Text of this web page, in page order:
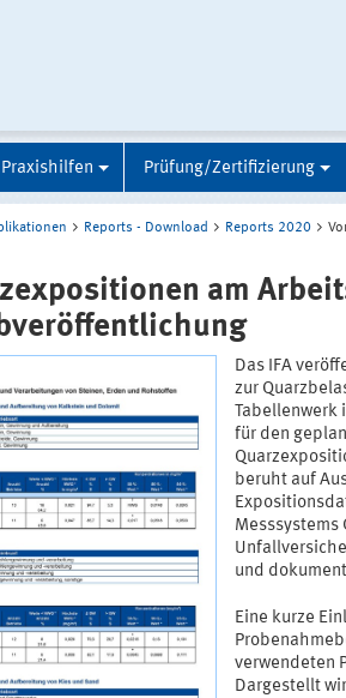
Praxishilfen Prüfung/Zertifizierung
Reports - Download Reports 2020
am
Das IFA
zur
Tabellenwerk
für den
beruht auf
und
Eine kurze
verwendeten
Dargestellt